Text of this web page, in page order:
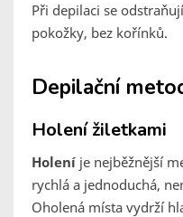
Při depilaci se
pokožky, bez kořínků.
Depilační
Holení žiletkami
Holení je nejběžnější
rychlá a jednoduchá,
Oholená místa vydrží